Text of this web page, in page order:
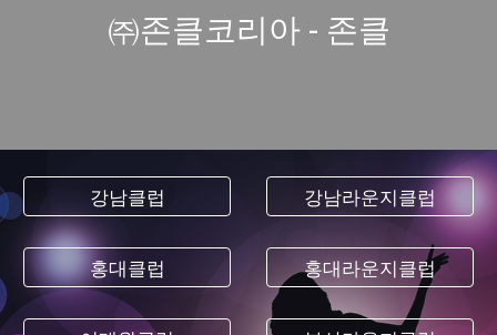
㈜존클코리아 - 존클
강남클럽
홍대클럽
강남라운지클럽
홍대라운지클럽